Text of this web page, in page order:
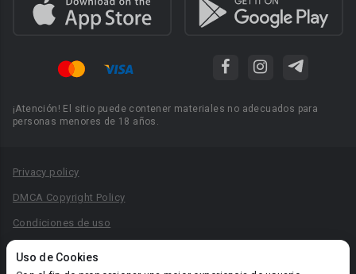
Uso de Cookies
¡Atención! El sitio puede contener materiales no adecuados para
personas menores de 18 años.
Privacy policy
DMCA Copyright Policy
Condiciones de uso